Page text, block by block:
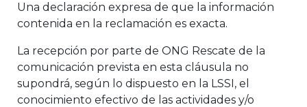
Una declaración expresa de que la información
contenida en la reclamación es exacta.
La recepción por parte de ONG Rescate de la
comunicación prevista en esta cláusula no
supondrá, según lo dispuesto en la LSSI, el
conocimiento efectivo de las actividades y/o